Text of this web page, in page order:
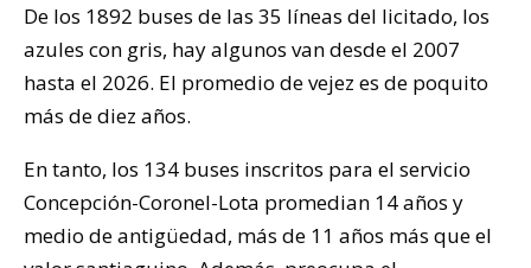
De los 1892 buses de las 35 líneas del licitado, los
azules con gris, hay algunos van desde el 2007
hasta el 2026. El promedio de vejez es de poquito
más de diez años.
En tanto, los 134 buses inscritos para el servicio
Concepción-Coronel-Lota promedian 14 años y
medio de antigüedad, más de 11 años más que el